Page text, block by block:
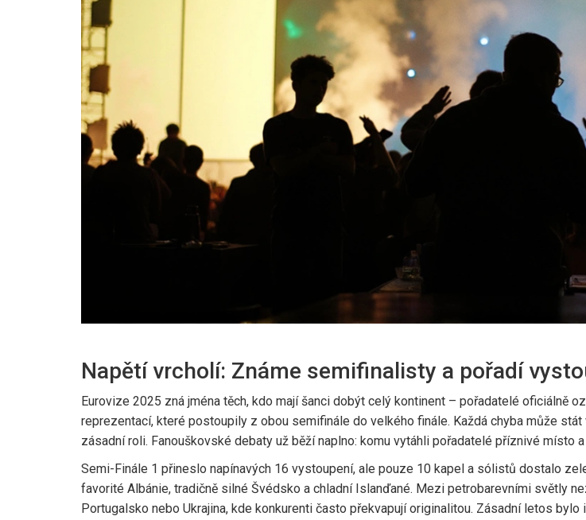
Napětí vrcholí: Známe semifinalisty a pořadí
Eurovize 2025 zná jména těch, kdo mají šanci dobýt celý kontinent – pořadatelé oficiálně
reprezentací, které postoupily z obou semifinále do velkého finále. Každá chyba může
zásadní roli. Fanouškovské debaty už běží naplno: komu vytáhli pořadatelé příznivé místo
Semi-Finále 1 přineslo napínavých 16 vystoupení, ale pouze 10 kapel a sólistů dostalo
favorité Albánie, tradičně silné Švédsko a chladní Islanďané. Mezi petrobarevními světly
Portugalsko nebo Ukrajina, kde konkurenti často překvapují originalitou. Zásadní letos